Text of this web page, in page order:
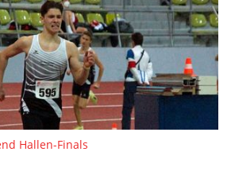
Hallen-Finals